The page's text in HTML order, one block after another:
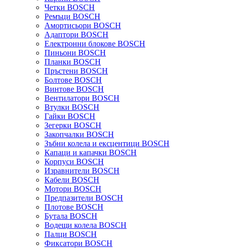
Четки BOSCH
Ремъци BOSCH
Амортисьори BOSCH
Адаптори BOSCH
Електронни блокове BOSCH
Пиньони BOSCH
Планки BOSCH
Пръстени BOSCH
Болтове BOSCH
Винтове BOSCH
Вентилатори BOSCH
Втулки BOSCH
Гайки BOSCH
Зегерки BOSCH
Закопчалки BOSCH
Зъбни колела и ексцентици BOSCH
Капаци и капачки BOSCH
Корпуси BOSCH
Изравнители BOSCH
Кабели BOSCH
Мотори BOSCH
Предпазители BOSCH
Плотове BOSCH
Бутала BOSCH
Водещи колела BOSCH
Палци BOSCH
Фиксатори BOSCH